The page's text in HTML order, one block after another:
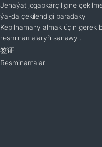
Jenaýat jogapkärçiligine
ýa-da çekilendigi baradaky
Kepilnamany almak üçin gerek
resminamalaryň sanawy .
签证
Resminamalar